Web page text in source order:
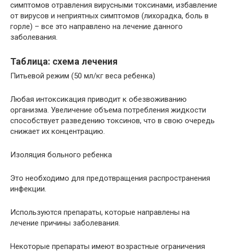
симптомов отравления вирусными токсинами, избавление
от вирусов и неприятных симптомов (лихорадка, боль в
горле) – все это направлено на лечение данного
заболевания.
Таблица: схема лечения
Питьевой режим (50 мл/кг веса ребенка)
Любая интоксикация приводит к обезвоживанию
организма. Увеличение объема потребления жидкости
способствует разведению токсинов, что в свою очередь
снижает их концентрацию.
Изоляция больного ребенка
Это необходимо для предотвращения распространения
инфекции.
Используются препараты, которые направлены на
лечение причины заболевания.
Некоторые препараты имеют возрастные ограничения